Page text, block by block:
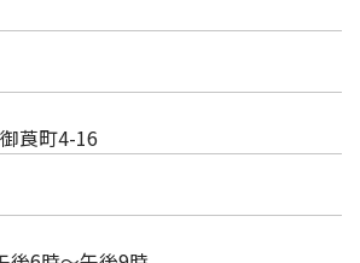
莨町4-16